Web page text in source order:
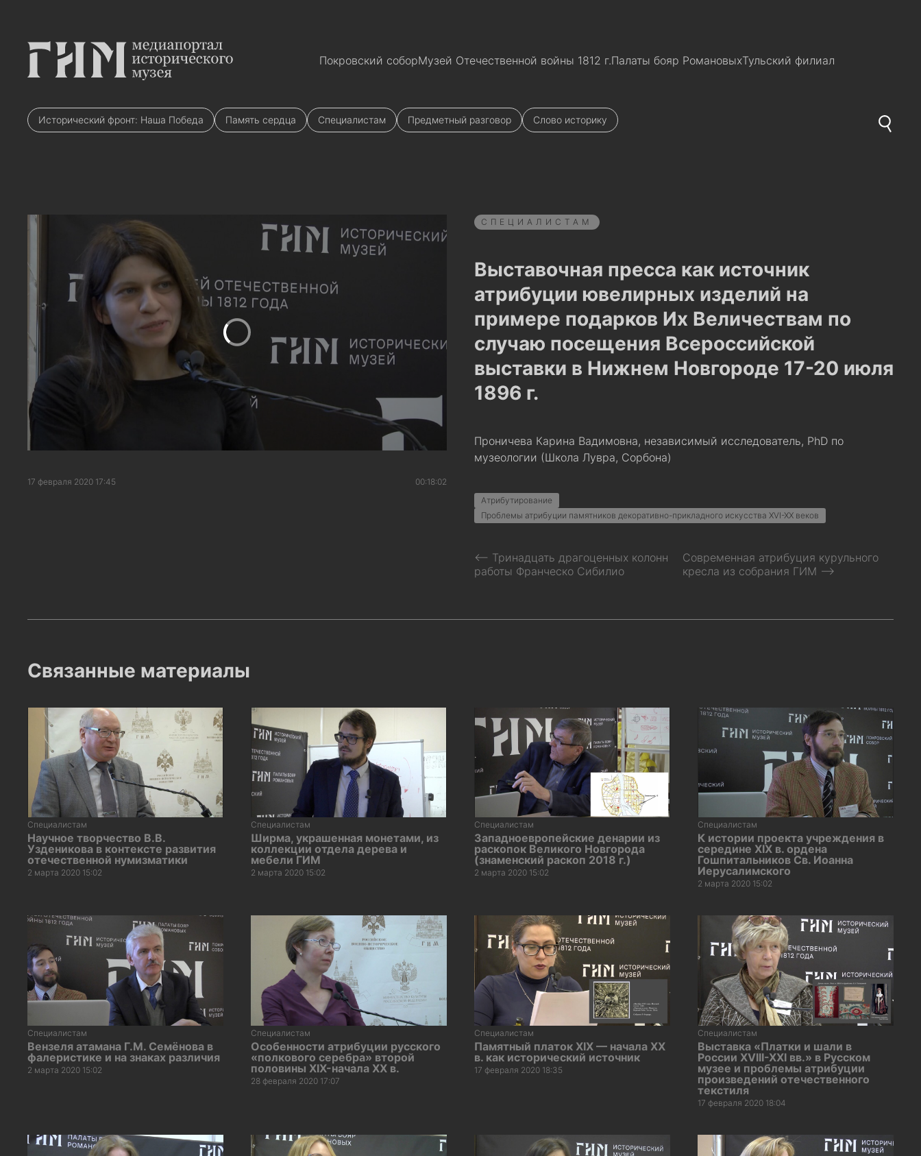
Покровский соборМузей Отечественной войны 1812 г.Палаты бояр РомановыхТульский филиал
Исторический фронт: Наша Победа Память сердца Специалистам Предметный разговор Слово историку
17 февраля 2020 17:45 00:18:02
СПЕЦИАЛИСТАМ
Выставочная пресса как источник
атрибуции ювелирных изделий на
примере подарков Их Величествам по
случаю посещения Всероссийской
выставки в Нижнем Новгороде 17-20 июля
1896 г.
Проничева Карина Вадимовна, независимый исследователь, PhD по
музеологии (Школа Лувра, Сорбона)
Атрибутирование
Проблемы атрибуции памятников декоративно-прикладного искусства XVI-XX веков
⟵ Тринадцать драгоценных колонн
работы Франческо Сибилио
Современная атрибуция курульного
кресла из собрания ГИМ ⟶
Связанные материалы
Специалистам
Научное творчество В.В.
Узденикова в контексте развития
отечественной нумизматики
2 марта 2020 15:02
Специалистам
Ширма, украшенная монетами, из
коллекции отдела дерева и
мебели ГИМ
2 марта 2020 15:02
Специалистам
Западноевропейские денарии из
раскопок Великого Новгорода
(знаменский раскоп 2018 г.)
2 марта 2020 15:02
Специалистам
К истории проекта учреждения в
середине XIX в. ордена
Гошпитальников Св. Иоанна
Иерусалимского
2 марта 2020 15:02
Специалистам
Вензеля атамана Г.М. Семёнова в
фалеристике и на знаках различия
2 марта 2020 15:02
Специалистам
Особенности атрибуции русского
«полкового серебра» второй
половины XIX-начала XX в.
28 февраля 2020 17:07
Специалистам
Памятный платок XIX — начала XX
в. как исторический источник
17 февраля 2020 18:35
Специалистам
Выставка «Платки и шали в
России XVIII-XXI вв.» в Русском
музее и проблемы атрибуции
произведений отечественного
текстиля
17 февраля 2020 18:04